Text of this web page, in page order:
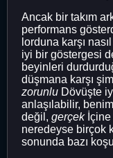
Ancak bir takım
performans
lorduna karşı
iyi bir göstergesi
beyinleri
düşmana karşı
zorunlu Dövüşte
anlaşılabilir,
değil, gerçekİçine
neredeyse birçok
sonunda bazı